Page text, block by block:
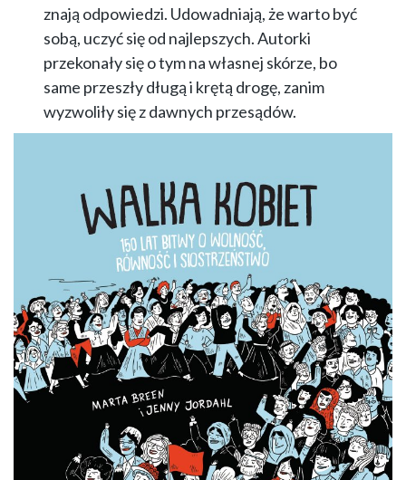
znają odpowiedzi. Udowadniają, że warto być
sobą, uczyć się od najlepszych. Autorki
przekonały się o tym na własnej skórze, bo
same przeszły długą i krętą drogę, zanim
wyzwoliły się z dawnych przesądów.